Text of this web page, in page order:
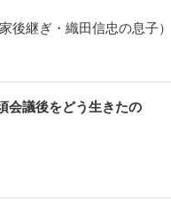
家後継ぎ・織田信忠の息子）
会議後をどう生きたの